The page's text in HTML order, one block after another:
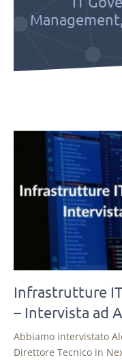
Infrastrutture
– Intervista ad
Abbiamo intervistato
Direttore Tecnico in